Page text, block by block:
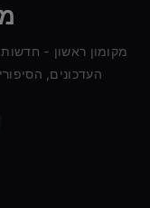
מקומון ראשון -
העדכונים,